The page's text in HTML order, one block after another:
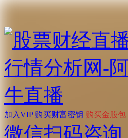
加入VIP 购买财富密钥 购买金股包